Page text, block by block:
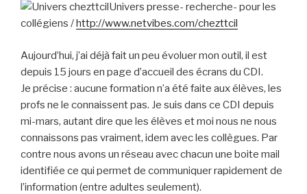
Univers presse- recherche- pour les
collégiens /http://www.netvibes.com/chezttcil
Aujourd’hui, j’ai déjà fait un peu évoluer mon outil, il est
depuis 15 jours en page d’accueil des écrans du CDI.
Je précise : aucune formation n’a été faite aux élèves, les
profs ne le connaissent pas. Je suis dans ce CDI depuis
mi-mars, autant dire que les élèves et moi nous ne nous
connaissons pas vraiment, idem avec les collègues. Par
contre nous avons un réseau avec chacun une boite mail
identifiée ce qui permet de communiquer rapidement de
l’information (entre adultes seulement).